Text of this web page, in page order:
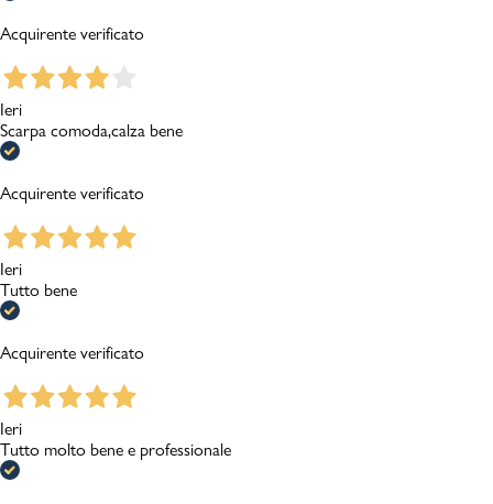
Acquirente verificato
Ieri
Scarpa comoda,calza bene
Acquirente verificato
Ieri
Tutto bene
Acquirente verificato
Ieri
Tutto molto bene e professionale